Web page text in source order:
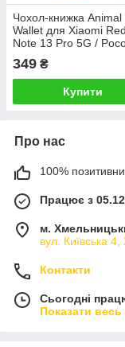
Чохол-книжка Animal
Wallet для Xiaomi
Note 13 Pro 5G /
5G Frog
349 ₴
Купити
Про нас
100%
Працює з
м.
вул. Київська
Контакти
Сьогодні
Показати